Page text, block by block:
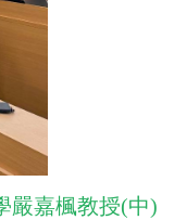
嚴嘉楓教授(中)